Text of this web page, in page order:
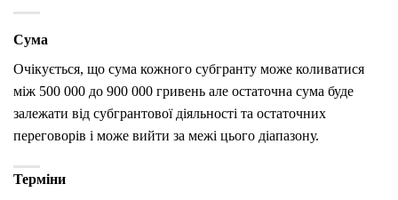
Сума
Очікується, що сума кожного субгранту може коливатися
між 500 000 до 900 000 гривень але остаточна сума буде
залежати від субгрантової діяльності та остаточних
переговорів і може вийти за межі цього діапазону.
Терміни